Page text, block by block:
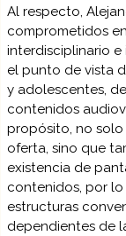
Al respecto,
comprometidos
interdisciplinario
el punto de vista
y adolescentes,
contenidos
propósito, no
oferta, sino que
existencia de
contenidos, por
estructuras
dependientes de